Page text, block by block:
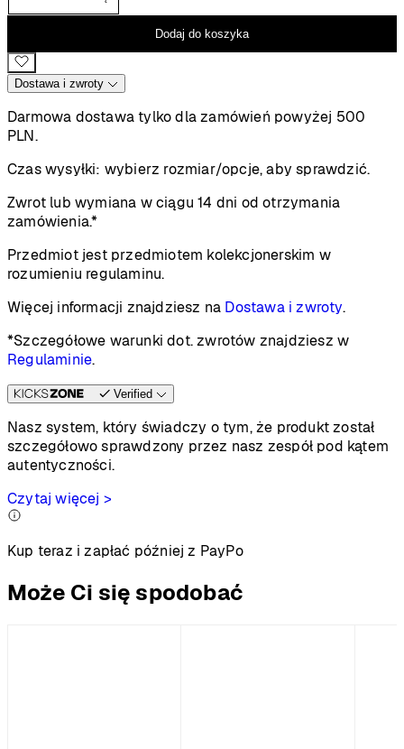
5150 PLN
Dodaj do koszyka
Dostawa i zwroty
Darmowa dostawa tylko dla zamówień powyżej 500
PLN.
Czas wysyłki: wybierz rozmiar/opcje, aby sprawdzić.
Zwrot lub wymiana w ciągu 14 dni od otrzymania
zamówienia.*
Przedmiot jest przedmiotem kolekcjonerskim w
rozumieniu regulaminu.
Więcej informacji znajdziesz na Dostawa i zwroty.
*Szczegółowe warunki dot. zwrotów znajdziesz w
Regulaminie.
Verified
Nasz system, który świadczy o tym, że produkt został
szczegółowo sprawdzony przez nasz zespół pod kątem
autentyczności.
Czytaj więcej >
Kup teraz i zapłać później z PayPo
Może Ci się spodobać